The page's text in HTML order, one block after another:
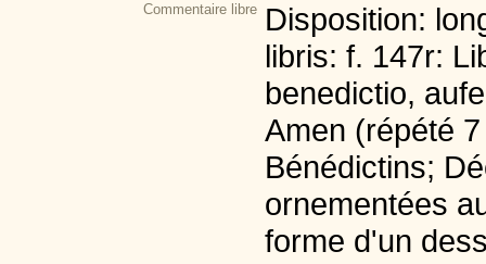
Commentaire libre Disposition:
libris: f. 147r:
benedictio,
Amen (répété
Bénédictins;
ornementées
forme d'un